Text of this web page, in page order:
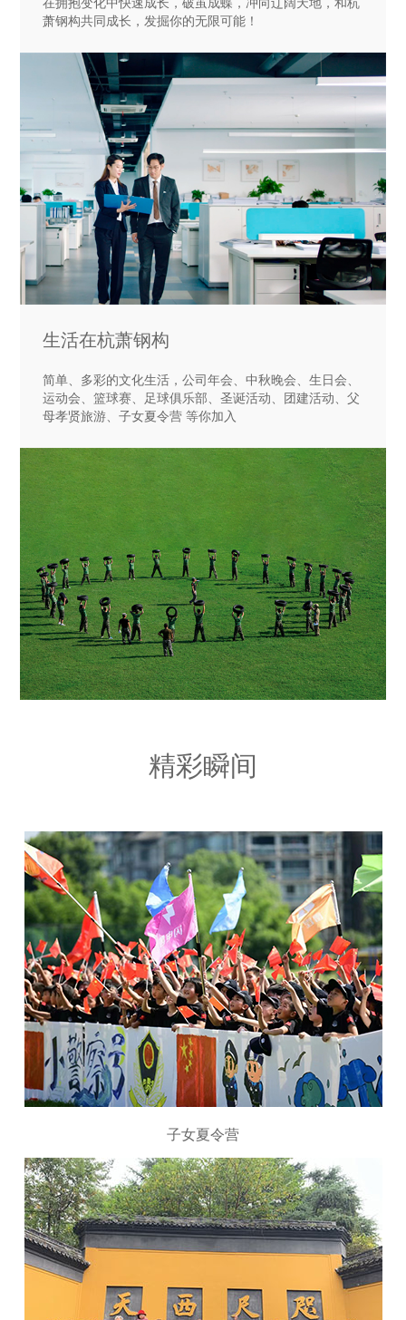
在拥抱变化中快速成长，破茧成蝶，冲向辽阔天地，和杭
萧钢构共同成长，发掘你的无限可能！
生活在杭萧钢构
简单、多彩的文化生活，公司年会、中秋晚会、生日会、
运动会、篮球赛、足球俱乐部、圣诞活动、团建活动、父
母孝贤旅游、子女夏令营 等你加入
精彩瞬间
子女夏令营